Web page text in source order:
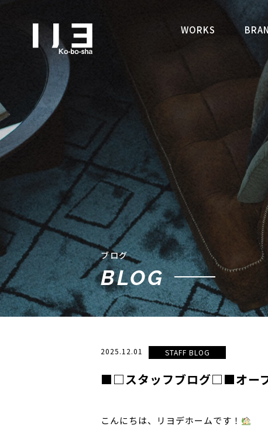
札幌でデザイン性の高い注
WORKS
ブログ
BLOG
2025.12.01 STAFF BLOG
■□スタッフブログ□■オープ
こんにちは、リヨデホームです！